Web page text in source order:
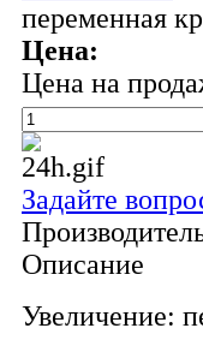
переменная
Цена:
Цена на
Задайте
Описание
Увеличение: